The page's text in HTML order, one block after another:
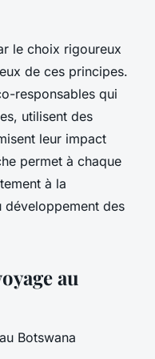
le choix rigoureux
de ces principes.
responsables qui
utilisent des
leur impact
permet à chaque
à la
développement des
au